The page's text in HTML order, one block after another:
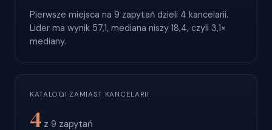
Pierwsze miejsca na 9 zapytań dzieli 4 kancelarii.
Lider ma wynik 57,1, mediana niszy 18,4, czyli 3,1×
mediany.
KATALOGI ZAMIAST KANCELARII
4 z 9 zapytań